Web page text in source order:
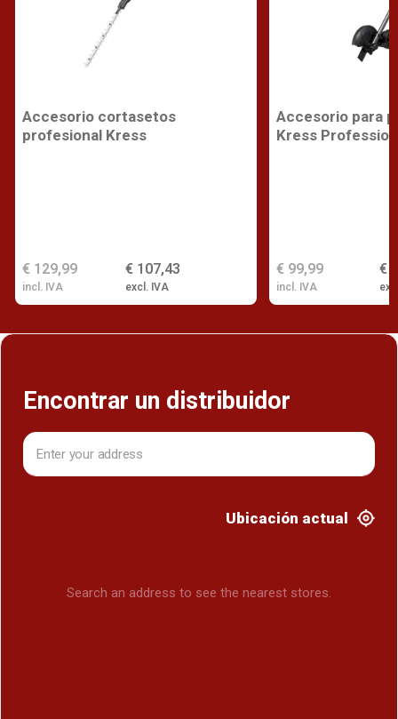
Accesorio cortasetos
profesional Kress
€ 107,43
excl. IVA
€ 129,99
incl. IVA
Accesorio para
Kress
€
€ 99,99
incl. IVA
Encontrar un distribuidor
Ubicación actual
Search an address to see the nearest stores.